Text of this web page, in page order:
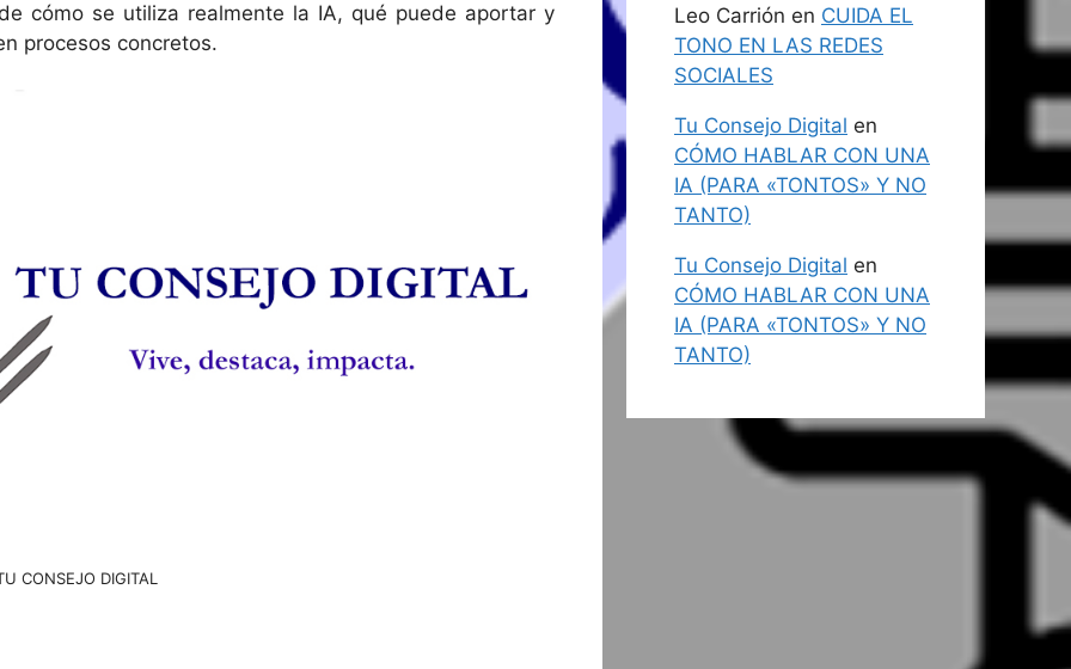
cómo se utiliza realmente la IA, qué puede aportar y
procesos concretos.
CONSEJO DIGITAL
Leo Carrión en CUIDA EL
TONO EN LAS REDES
SOCIALES
Tu Consejo Digital en
CÓMO HABLAR CON UNA
IA (PARA «TONTOS» Y NO
TANTO)
Tu Consejo Digital en
CÓMO HABLAR CON UNA
IA (PARA «TONTOS» Y NO
TANTO)